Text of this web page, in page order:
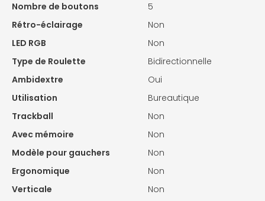
Nombre de boutons
5
Rétro-éclairage
Non
LED RGB
Non
Type de Roulette
Bidirectionnelle
Ambidextre
Oui
Utilisation
Bureautique
Trackball
Non
Avec mémoire
Non
Modèle pour gauchers
Non
Ergonomique
Non
Verticale
Non